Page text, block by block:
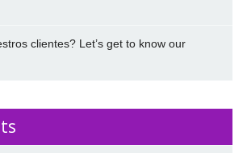
clientes? Let’s get to know our